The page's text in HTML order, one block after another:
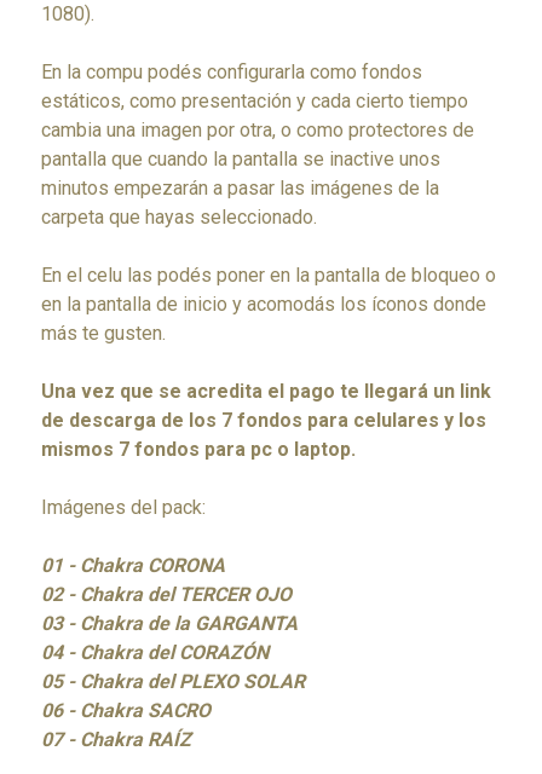
1080).
En la compu podés configurarla como fondos
estáticos, como presentación y cada cierto tiempo
cambia una imagen por otra, o como protectores de
pantalla que cuando la pantalla se inactive unos
minutos empezarán a pasar las imágenes de la
carpeta que hayas seleccionado.
En el celu las podés poner en la pantalla de bloqueo o
en la pantalla de inicio y acomodás los íconos donde
más te gusten.
Una vez que se acredita el pago te llegará un link
de descarga de los 7 fondos para celulares y los
mismos 7 fondos para pc o laptop.
Imágenes del pack:
01 - Chakra CORONA
02 - Chakra del TERCER OJO
03 - Chakra de la GARGANTA
04 - Chakra del CORAZÓN
05 - Chakra del PLEXO SOLAR
06 - Chakra SACRO
07 - Chakra RAÍZ